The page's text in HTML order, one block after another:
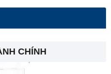
CHÍNH